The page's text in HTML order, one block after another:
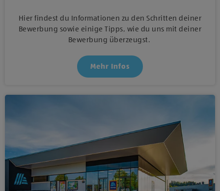
Hier findest du Informationen zu den Schritten deiner
Bewerbung sowie einige Tipps, wie du uns mit deiner
Bewerbung überzeugst.
Mehr Infos